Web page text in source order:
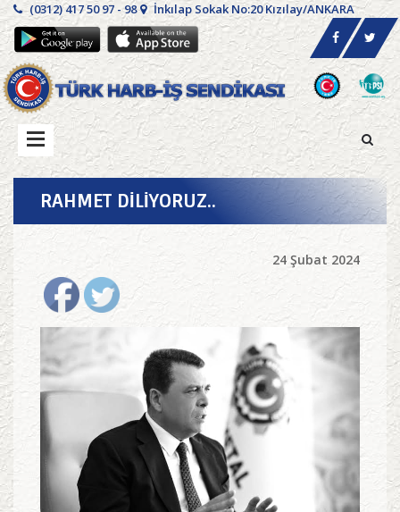
(0312) 417 50 97 - 98 İnkılap Sokak No:20 Kızılay/ANKARA
RAHMET DİLİYORUZ..
24 Şubat 2024